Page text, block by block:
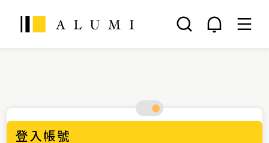
登入帳號